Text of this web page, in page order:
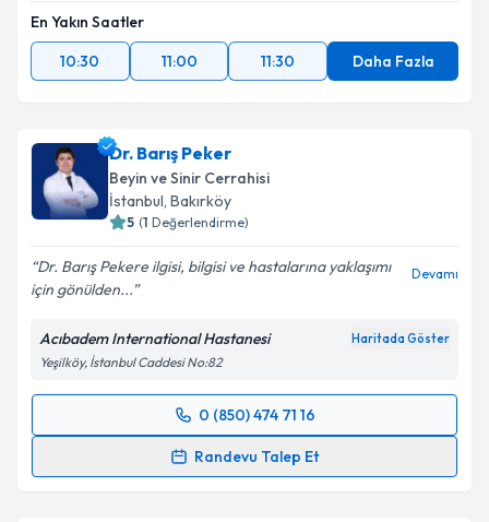
En Yakın Saatler
10:30
11:00 11:30 Daha Fazla
Dr. Barış Peker
Beyin ve Sinir Cerrahisi
İstanbul, Bakırköy
5 (1 Değerlendirme)
Dr. Barış Pekere ilgisi, bilgisi ve hastalarına yaklaşımı
için gönülden...
Devamı
Acıbadem International Hastanesi Haritada Göster
Yeşilköy, İstanbul Caddesi No:82
0 (850) 474 71 16
Randevu Talep Et
Randevu Takvimi Talebi